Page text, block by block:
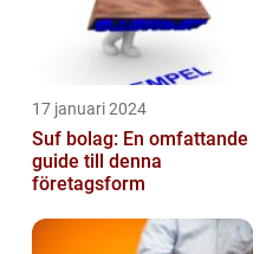
17 januari 2024
Suf bolag: En omfattande
guide till denna
företagsform